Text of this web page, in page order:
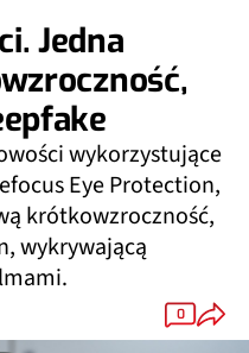
Jedna
wykorzystujące
Eye Protection,
krótkowzroczność,
wykrywającą
0